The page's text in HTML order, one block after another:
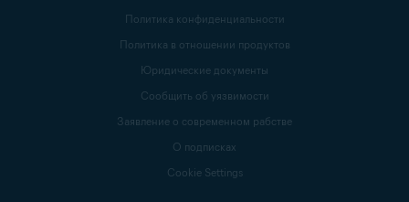
Политика конфиденциальности
Политика в отношении продуктов
Юридические документы
Сообщить об уязвимости
Заявление о современном рабстве
О подписках
Cookie Settings